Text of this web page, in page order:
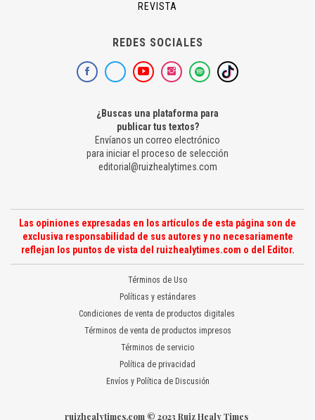
REVISTA
REDES SOCIALES
¿Buscas una plataforma para
publicar tus textos?
Envíanos un correo electrónico
para iniciar el proceso de selección
editorial@ruizhealytimes.com
Las opiniones expresadas en los artículos de esta página son de
exclusiva responsabilidad de sus autores y no necesariamente
reflejan los puntos de vista del ruizhealytimes.com o del Editor.
Términos de Uso
Políticas y estándares
Condiciones de venta de productos digitales
Términos de venta de productos impresos
Términos de servicio
Política de privacidad
Envíos y Política de Discusión
ruizhealytimes.com © 2023 Ruiz Healy Times